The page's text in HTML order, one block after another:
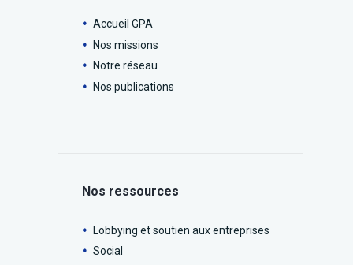
Accueil GPA
Nos missions
Notre réseau
Nos publications
Nos ressources
Lobbying et soutien aux entreprises
Social